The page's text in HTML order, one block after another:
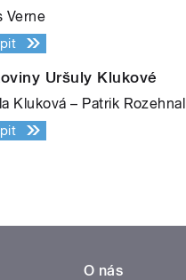
Verne
Uršuly Klukové
Kluková – Patrik Rozehnal
O nás